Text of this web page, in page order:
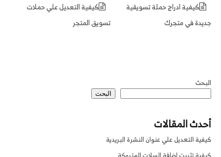
كيفية التعديل علي حملات
تسويق المتجر
كيفية ادراج حملة تسويقية
جديدة في متجرك
البحث
البحث
أحدث المقالات
كيفية التعديل علي عنوان النشرة البريدية